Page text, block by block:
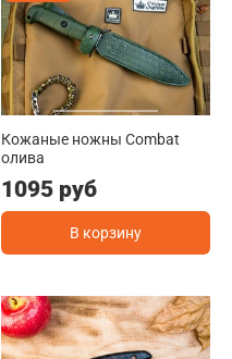
Кожаные ножны Combat
олива
1095 руб
В корзину